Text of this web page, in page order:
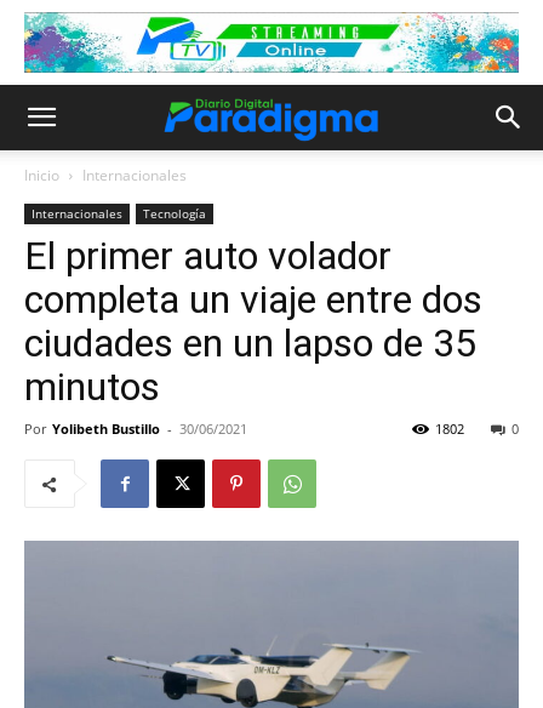
Inicio Internacionales
Internacionales Tecnología
El primer auto volador
completa un viaje entre dos
ciudades en un lapso de 35
minutos
Por Yolibeth Bustillo - 30/06/2021 0
1802